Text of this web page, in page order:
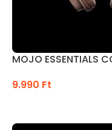
MOJO ESSENTIALS
9.990 Ft